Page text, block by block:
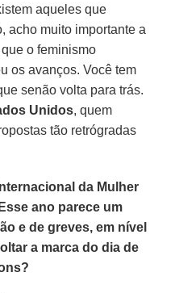
aqueles que
acho muito importante a
o feminismo
os avanços. Você tem
senão volta para trás.
Unidos, quem
tão retrógradas
da Mulher
ano parece um
e de greves, em nível
a marca do dia de